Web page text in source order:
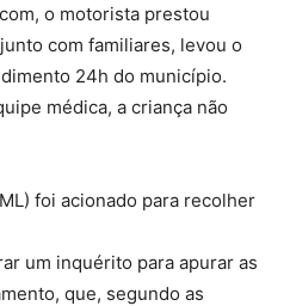
o motorista prestou
com familiares, levou o
24h do município.
médica, a criança não
foi acionado para recolher
um inquérito para apurar as
que, segundo as